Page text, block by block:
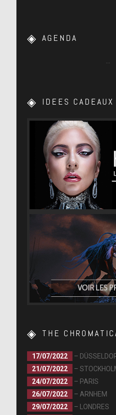
AGENDA
IDEES
THE
17/07/2022
–
21/07/2022
–
24/07/2022
– PARIS
26/07/2022
– ARNHEM
29/07/2022
– LONDRES